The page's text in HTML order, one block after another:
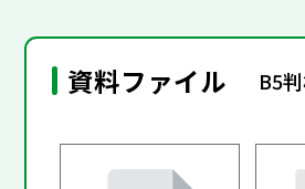
資料ファイル B5